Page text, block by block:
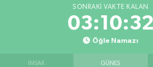
SONRAKI VAKTE KALAN
03:10:31
Öğle Namazı
İMSAK GÜNEŞ